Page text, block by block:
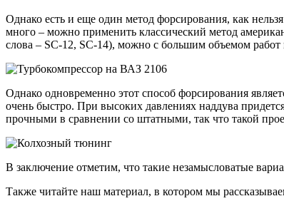
Однако есть и еще один метод форсирования, как
много – можно применить классический метод
слова – SC-12, SC-14), можно с большим объемом работ
Однако одновременно этот способ форсирования
очень быстро. При высоких давлениях наддува
прочными в сравнении со штатными, так что такой
В заключение отметим, что такие незамысловатые
Также читайте наш материал, в котором мы